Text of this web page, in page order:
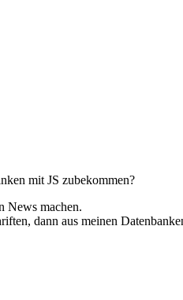
mit JS zubekommen?
News machen.
dann aus meinen